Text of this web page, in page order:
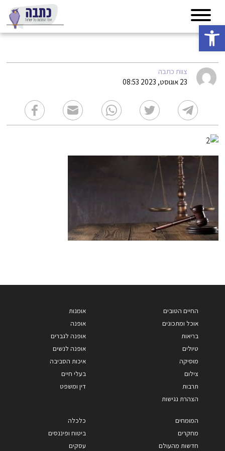
פתח סרגל נגישות
2
צוות כתבה
23 אוגוסט, 2023 08:53
החיים הטובים
אוכל ומתכונים
בריאות
טיולים
מוסיקה
צילום
תרבות
הצהרת נגישות
אומנות
אופנה
אופנה לגברים
אופנה לנשים
איכות הסביבה
בעלי חיים
דין ומשפט
המומחים
מחקרים
חדשות מהעולם
כלכלה
ביטוח ופיננסים
עסקים